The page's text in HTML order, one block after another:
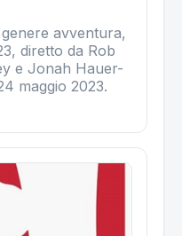
avventura,
diretto da Rob
e Jonah Hauer-
maggio 2023.